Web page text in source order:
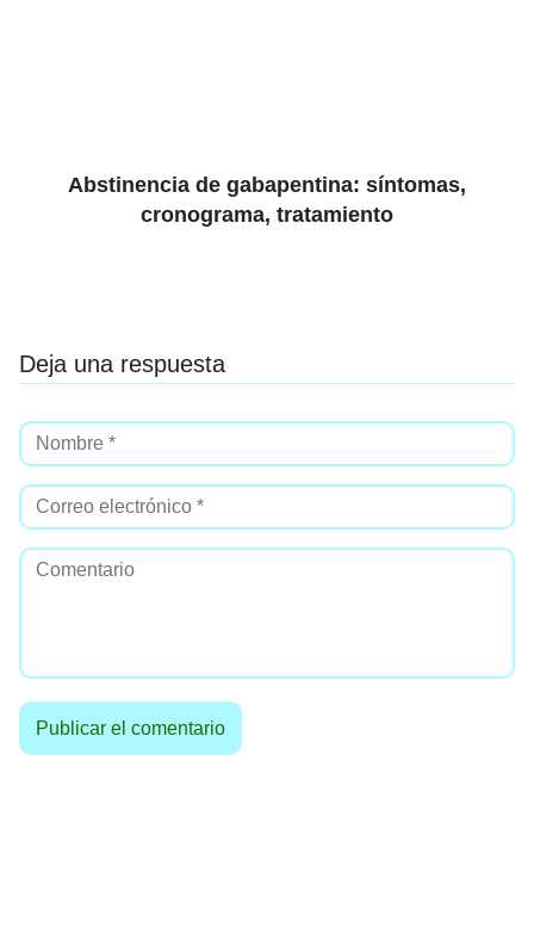
Abstinencia de gabapentina: síntomas,
cronograma, tratamiento
Deja una respuesta